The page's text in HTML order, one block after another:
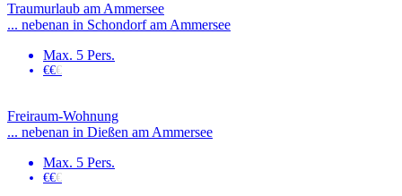
Traumurlaub am Ammersee
... nebenan in Schondorf am Ammersee
Max. 5 Pers.
€€€
Freiraum-Wohnung
... nebenan in Dießen am Ammersee
Max. 5 Pers.
€€€